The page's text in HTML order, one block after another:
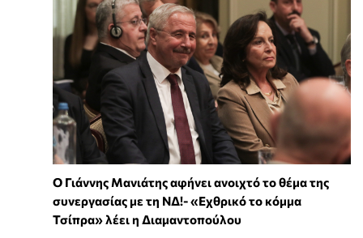
Ο Γιάννης Μανιάτης αφήνει ανοιχτό το θέμα της
συνεργασίας με τη ΝΔ!- «Εχθρικό το κόμμα
Τσίπρα» λέει η Διαμαντοπούλου